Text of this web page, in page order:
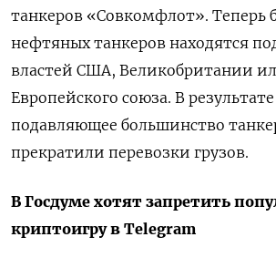
танкеров «Совкомфлот». Теперь
нефтяных танкеров находятся
властей США, Великобритании
Европейского союза. В
подавляющее большинство
прекратили перевозки грузов.
В Госдуме хотят запретить
криптоигру в Telegram